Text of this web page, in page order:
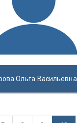
Ольга Васильевна